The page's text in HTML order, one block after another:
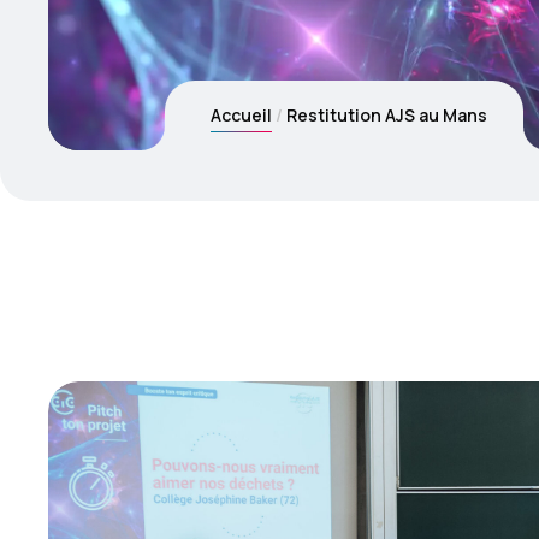
Accueil Restitution AJS au Mans